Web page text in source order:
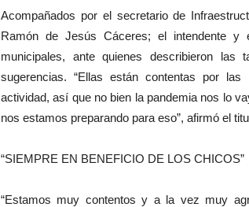
Acompañados por el secretario de
Ramón de Jesús Cáceres; el intendente
municipales, ante quienes describieron las
sugerencias. “Ellas están contentas por
actividad, así que no bien la pandemia nos lo
nos estamos preparando para eso”, afirmó el
“SIEMPRE EN BENEFICIO DE LOS CHICOS”
“Estamos muy contentos y a la vez muy